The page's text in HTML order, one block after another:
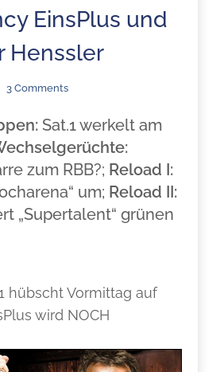
EinsPlus und
Henssler
3 Comments
Sat.1 werkelt am
zum RBB?; Reload I:
um; Reload II:
„Supertalent“ grünen
hübscht Vormittag auf
wird NOCH